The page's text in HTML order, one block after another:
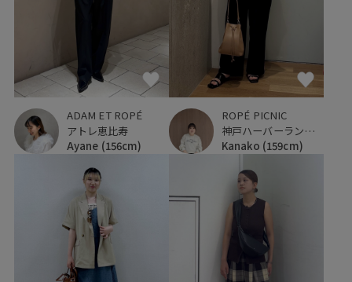
ADAM ET ROPÉ
アトレ恵比寿
Ayane (156cm)
ROPÉ PICNIC
神戸ハーバーランドumie
Kanako (159cm)